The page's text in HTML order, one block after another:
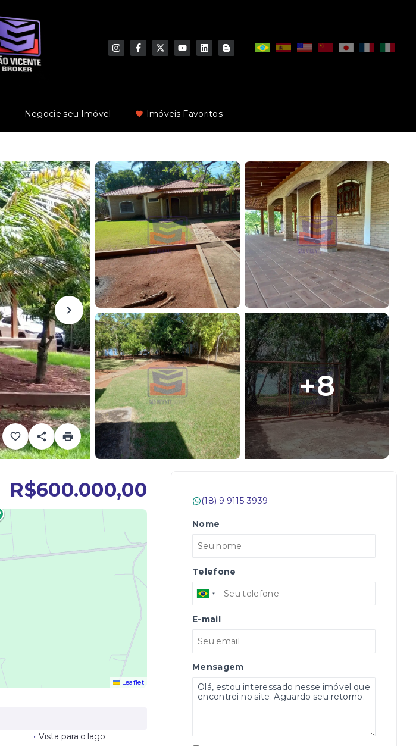
Negocie seu Imóvel Imóveis Favoritos
+8
R$600.000,00
Leaflet
• Vista para o lago
(18) 9 9115-3939
Nome
Telefone
E-mail
Mensagem